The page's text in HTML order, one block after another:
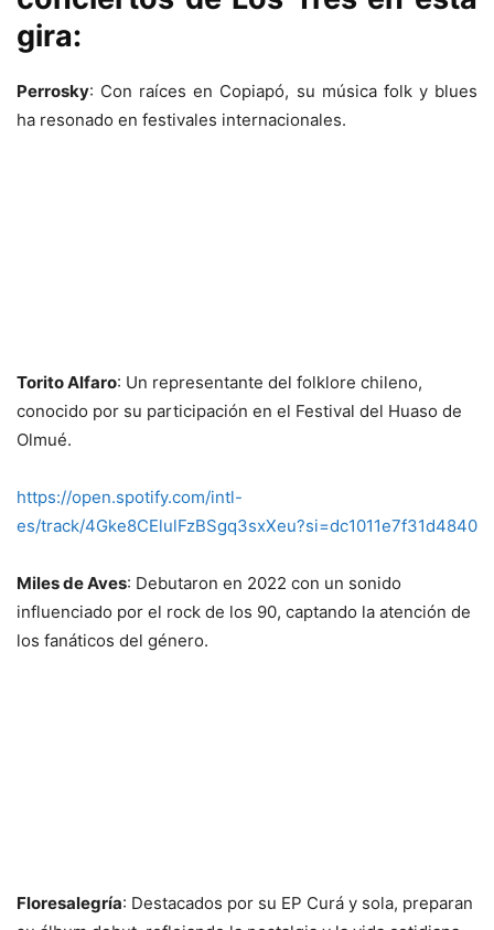
gira:
Perrosky: Con raíces en Copiapó, su música folk y blues
ha resonado en festivales internacionales.
Torito Alfaro: Un representante del folklore chileno,
conocido por su participación en el Festival del Huaso de
Olmué.
https://open.spotify.com/intl-
es/track/4Gke8CElulFzBSgq3sxXeu?si=dc1011e7f31d4840
Miles de Aves: Debutaron en 2022 con un sonido
influenciado por el rock de los 90, captando la atención de
los fanáticos del género.
Floresalegría: Destacados por su EP Curá y sola, preparan